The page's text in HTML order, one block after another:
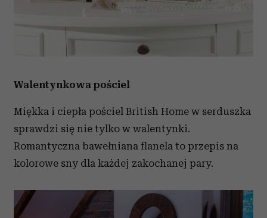
Walentynkowa pościel
Miękka i ciepła pościel British Home w serduszka
sprawdzi się nie tylko w walentynki.
Romantyczna bawełniana flanela to przepis na
kolorowe sny dla każdej zakochanej pary.